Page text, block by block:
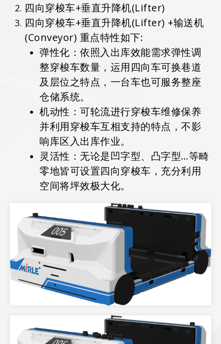
四向穿梭车+垂直升降机(Lifter)
四向穿梭车+垂直升降机(Lifter) +输送机
(Conveyor) 重点特性如下:
弹性化：依照入出库效能需求弹性调
整穿梭车数量，运用四向车可换巷道
及层位之特点，一台车也可服务整座
仓储系统。
机动性：可轮流进行穿梭车维修保养
并利用穿梭车互相支持的特点，不影
响库区入出库作业。
灵活性：无论是凹字型、凸字型…等畸
零地皆可设置四向穿梭车，充分利用
空间将坪效极大化。